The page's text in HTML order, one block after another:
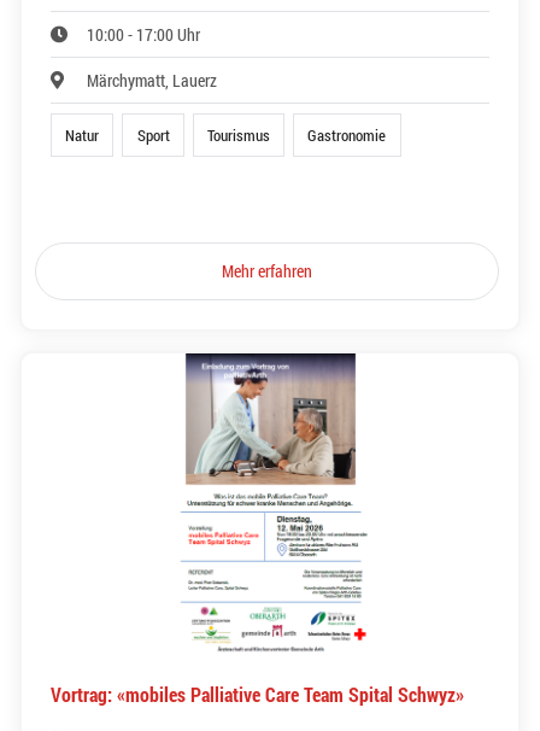
10:00 - 17:00 Uhr
Märchymatt, Lauerz
Natur Sport Tourismus Gastronomie
Mehr erfahren
Vortrag: «mobiles Palliative Care Team Spital Schwyz»